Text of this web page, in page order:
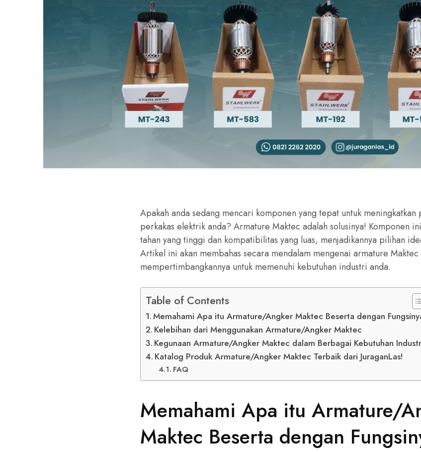
Apakah anda sedang mencari komponen yang tepat untuk
perkakas elektrik anda? Armature Maktec adalah solusinya! Komponen
tahan yang tinggi dan kompatibilitas yang luas, menjadikannya pilihan
Artikel ini akan membahas secara mendalam mengenai armature
mempertimbangkannya untuk memenuhi kebutuhan industri anda.
Table of Contents
Memahami Apa itu Armature/Angker Maktec Beserta dengan
Kelebihan dari Menggunakan Armature/Angker Maktec
Kegunaan Armature/Angker Maktec dalam Berbagai Kebutuhan
Katalog Produk Armature/Angker Maktec Terbaik dari JuraganLas!
FAQ
Memahami Apa itu Armature/
Maktec Beserta dengan